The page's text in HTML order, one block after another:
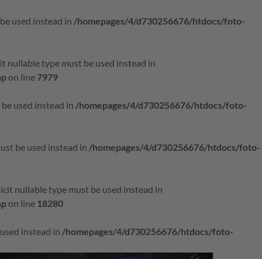
used instead in /homepages/4/d730256676/htdocs/foto-
nullable type must be used instead in
on line 7979
used instead in /homepages/4/d730256676/htdocs/foto-
be used instead in /homepages/4/d730256676/htdocs/foto-
nullable type must be used instead in
on line 18280
instead in /homepages/4/d730256676/htdocs/foto-